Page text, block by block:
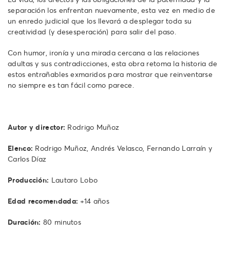
separación los enfrentan nuevamente, esta vez en medio de
un enredo judicial que los llevará a desplegar toda su
creatividad (y desesperación) para salir del paso.
Con humor, ironía y una mirada cercana a las relaciones
adultas y sus contradicciones, esta obra retoma la historia de
estos entrañables exmaridos para mostrar que reinventarse
no siempre es tan fácil como parece.
Autor y director: Rodrigo Muñoz
Elenco: Rodrigo Muñoz, Andrés Velasco, Fernando Larraín y
Carlos Díaz
Producción: Lautaro Lobo
Edad recomendada: +14 años
Duración: 80 minutos